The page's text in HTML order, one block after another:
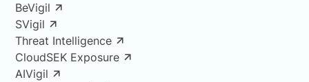
BeVigil
SVigil
Threat Intelligence
CloudSEK Exposure
AIVigil